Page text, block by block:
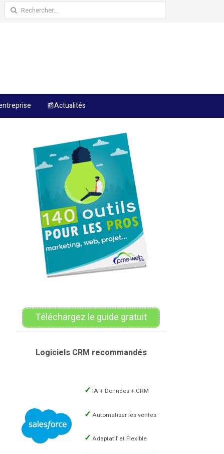
Rechercher :
📰Actualités
Téléchargez le guide gratuit
Logiciels CRM recommandés
IA + Données + CRM
Automatiser les ventes
Adaptatif et Flexible